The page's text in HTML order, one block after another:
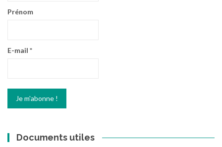
Prénom
E-mail *
Documents utiles